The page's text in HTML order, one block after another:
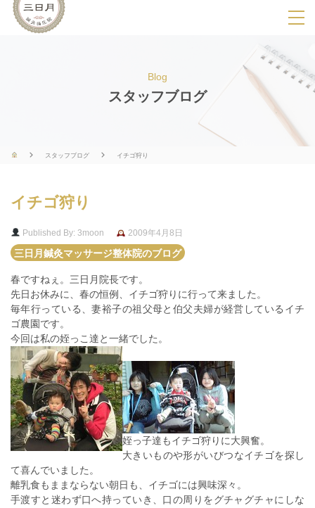
SPメニ
ー
展
用
ボ
Blog
スタッフブログ
スタッフブログ イチゴ狩り
イチゴ狩り
Published By: 3moon
2009年4月8日
三日月鍼灸マッサージ整体院のブログ
春ですねぇ。三日月院長です。
先日お休みに、春の恒例、イチゴ狩りに行って来ました。
毎年行っている、妻裕子の祖父母と伯父夫婦が経営しているイチ
ゴ農園です。
今回は私の姪っこ達と一緒でした。
姪っ子達もイチゴ狩りに大興奮。
大きいものや形がいびつなイチゴを探し
て喜んでいました。
離乳食もままならない朝日も、イチゴには興味深々。
手渡すと迷わず口へ持っていき、口の周りをグチャグチャにしな